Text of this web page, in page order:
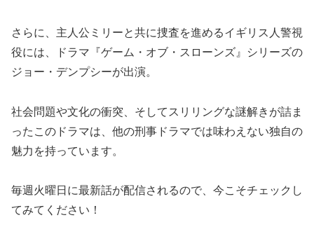
さらに、主人公ミリーと共に捜査を進めるイギリス人警視
役には、ドラマ『ゲーム・オブ・スローンズ』シリーズの
ジョー・デンプシーが出演。
社会問題や文化の衝突、そしてスリリングな謎解きが詰ま
ったこのドラマは、他の刑事ドラマでは味わえない独自の
魅力を持っています。
毎週火曜日に最新話が配信されるので、今こそチェックし
てみてください！